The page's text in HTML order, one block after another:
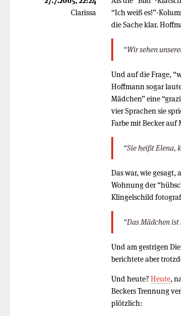
“Ich weiß es!”-
die Sache klar.
“Wir sehen
Und auf die Frage,
Hoffmann sogar
Mädchen” eine
vier Sprachen sie
Farbe mit Becker
“Sie heißt Elena,
Das war, wie gesagt,
Wohnung der
Klingelschild
“Das Mädchen ist
Und am gestrigen
berichtete aber
Und heute? Heute,
Beckers Trennung
plötzlich:
Clarissa